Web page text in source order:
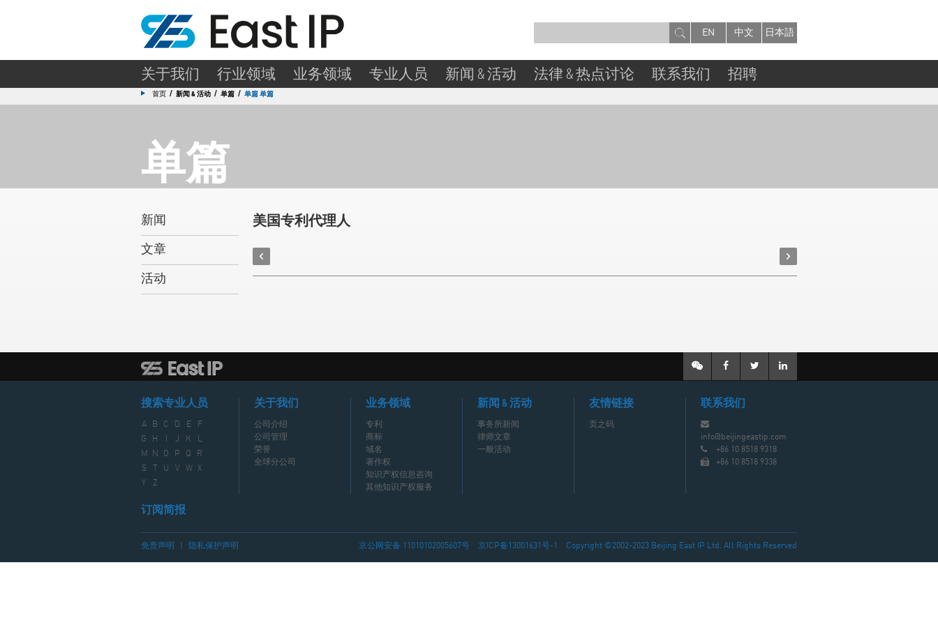
EN 中文 日本語
关于我们 行业领域 业务领域 专业人员 新闻 & 活动 法律 & 热点讨论 联系我们 招聘
首页 / 新闻 & 活动 / 单篇 / 单篇 单篇
单篇
新闻
文章
活动
美国专利代理人
搜索专业人员
A B C D E
F
G
H J K
L
M
N O P Q
R
S
U V W X
Y
Z
订阅简报
关于我们
公司介绍
公司管理
荣誉
全球分公司
业务领域
专利
商标
域名
著作权
知识产权信息咨询
其他知识产权服务
新闻 & 活动
事务所新闻
律师文章
一般活动
友情链接
页之码
联系我们
info@beijingeastip.com
+86 10 8518 9318
+86 10 8518 9338
免责声明 隐私保护声明 京公网安备 11010102005607号 京ICP备13001631号-1 Copyright ©2002-2023 Beijing East IP Ltd. All Rights Reserved